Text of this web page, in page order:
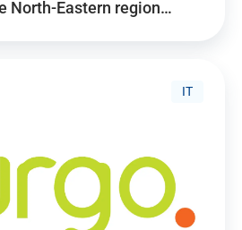
North-Eastern region…
IT